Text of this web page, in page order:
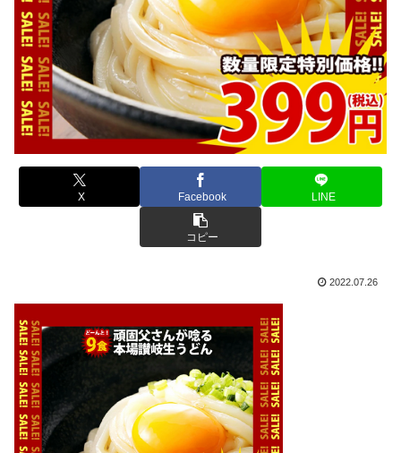
X Facebook LINE
コピー
2022.07.26